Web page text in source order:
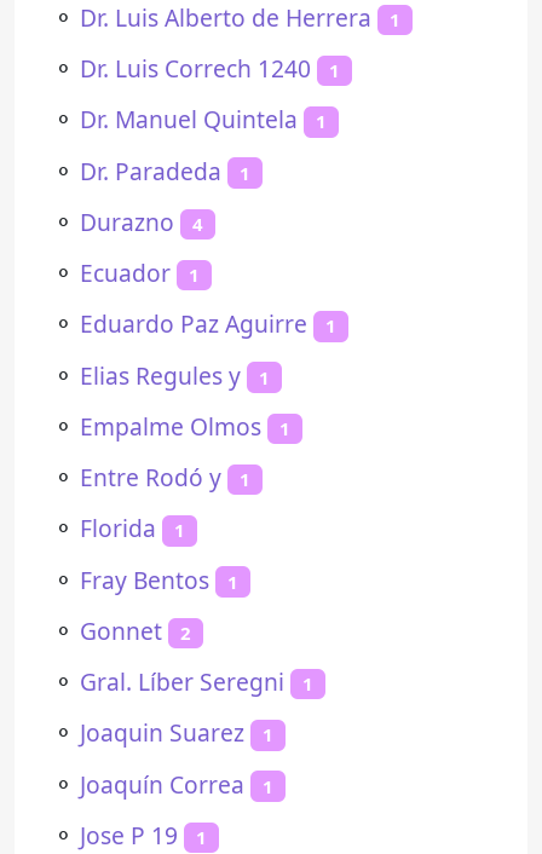
⚬ Dr. Luis Alberto de Herrera 1
⚬ Dr. Luis Correch 1240 1
⚬ Dr. Manuel Quintela 1
⚬ Dr. Paradeda 1
⚬ Durazno 4
⚬ Ecuador 1
⚬ Eduardo Paz Aguirre 1
⚬ Elias Regules y 1
⚬ Empalme Olmos 1
⚬ Entre Rodó y 1
⚬ Florida 1
⚬ Fray Bentos 1
⚬ Gonnet 2
⚬ Gral. Líber Seregni 1
⚬ Joaquin Suarez 1
⚬ Joaquín Correa 1
⚬ Jose P 19 1